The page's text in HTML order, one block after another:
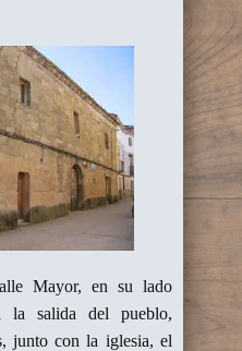
Mayor, en su lado
la salida del pueblo,
junto con la iglesia, el